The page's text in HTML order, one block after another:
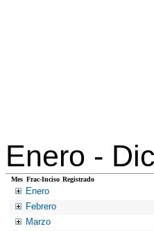
Enero -
Mes Frac-Inciso Registrado
Enero
Febrero
Marzo